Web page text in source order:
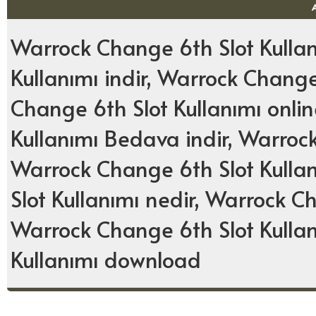
Warrock Change 6th Slot
Kullanımı indir, Warrock
Change 6th Slot Kullanımı
Kullanımı Bedava indir,
Warrock Change 6th Slot
Slot Kullanımı nedir, Warrock
Warrock Change 6th Slot
Kullanımı download